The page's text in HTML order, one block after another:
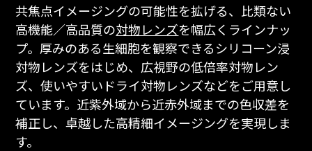
共焦点イメージングの可能性を拡げる、比類ない
高機能／高品質の対物レンズを幅広くラインナッ
プ。厚みのある生細胞を観察できるシリコーン浸
対物レンズをはじめ、広視野の低倍率対物レン
ズ、使いやすいドライ対物レンズなどをご用意し
ています。近紫外域から近赤外域までの色収差を
補正し、卓越した高精細イメージングを実現しま
す。